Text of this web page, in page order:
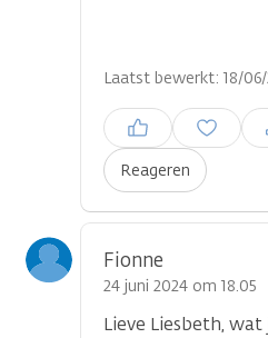
Laatst bewerkt: 18/
Reageren
Inloggen om een
plaatsen
Fionne
24 juni 2024 om 18.05
Lieve Liesbeth,